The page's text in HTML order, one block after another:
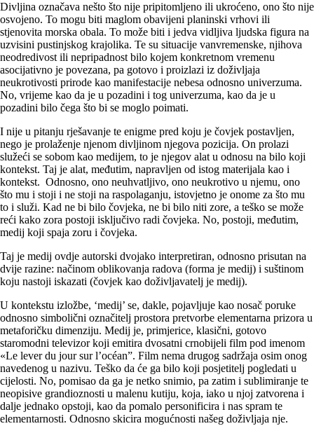
Divljina označava nešto što nije pripitomljeno ili ukroćeno, ono što nije
osvojeno. To mogu biti maglom obavijeni planinski vrhovi ili
stjenovita morska obala. To može biti i jedva vidljiva ljudska figura na
uzvisini pustinjskog krajolika. Te su situacije vanvremenske, njihova
neodredivost ili nepripadnost bilo kojem konkretnom vremenu
asocijativno je povezana, pa gotovo i proizlazi iz doživljaja
neukrotivosti prirode kao manifestacije nebesa odnosno univerzuma.
No, vrijeme kao da je u pozadini i tog univerzuma, kao da je u
pozadini bilo čega što bi se moglo poimati.
I nije u pitanju rješavanje te enigme pred koju je čovjek postavljen,
nego je prolaženje njenom divljinom njegova pozicija. On prolazi
služeći se sobom kao medijem, to je njegov alat u odnosu na bilo koji
kontekst. Taj je alat, međutim, napravljen od istog materijala kao i
kontekst. Odnosno, ono neuhvatljivo, ono neukrotivo u njemu, ono
što mu i stoji i ne stoji na raspolaganju, istovjetno je onome za što mu
to i služi. Kad ne bi bilo čovjeka, ne bi bilo niti zore, a teško se može
reći kako zora postoji isključivo radi čovjeka. No, postoji, međutim,
medij koji spaja zoru i čovjeka.
Taj je medij ovdje autorski dvojako interpretiran, odnosno prisutan na
dvije razine: načinom oblikovanja radova (forma je medij) i suštinom
koju nastoji iskazati (čovjek kao doživljavatelj je medij).
U kontekstu izložbe, ‘medij’ se, dakle, pojavljuje kao nosač poruke
odnosno simbolični označitelj prostora pretvorbe elementarna prizora u
metaforičku dimenziju. Medij je, primjerice, klasični, gotovo
staromodni televizor koji emitira dvosatni crnobijeli film pod imenom
«Le lever du jour sur l’océan”. Film nema drugog sadržaja osim onog
navedenog u nazivu. Teško da će ga bilo koji posjetitelj pogledati u
cijelosti. No, pomisao da ga je netko snimio, pa zatim i sublimiranje te
neopisive grandioznosti u malenu kutiju, koja, iako u njoj zatvorena i
dalje jednako opstoji, kao da pomalo personificira i nas spram te
elementarnosti. Odnosno skicira mogućnosti našeg doživljaja nje.